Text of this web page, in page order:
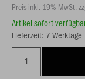
Preis inkl. 19% MwSt.
Artikel sofort
Lieferzeit: 7 Werktage